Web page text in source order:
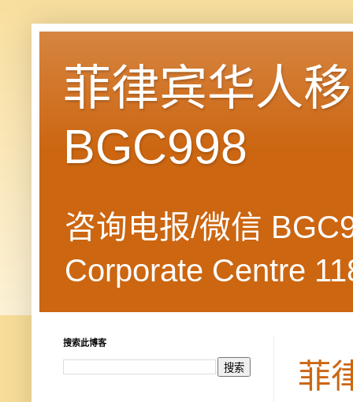
菲律宾华人
BGC998
咨询电报/微信
Corporate Centre
菲
搜索此博客